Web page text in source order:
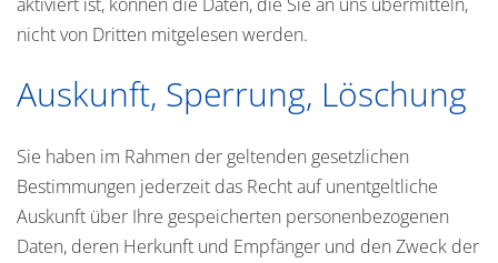
nicht von Dritten mitgelesen werden.
Auskunft, Sperrung, Löschung
Sie haben im Rahmen der geltenden gesetzlichen
Bestimmungen jederzeit das Recht auf unentgeltliche
Auskunft über Ihre gespeicherten personenbezogenen
Daten, deren Herkunft und Empfänger und den Zweck der